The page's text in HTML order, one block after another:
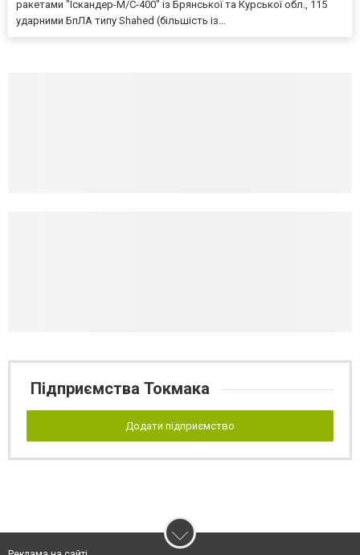
ракетами "Іскандер-М/С-400" із Брянської та Курської обл., 115
ударними БпЛА типу Shahed (більшість із...
Підприємства Токмака
Додати підприємство